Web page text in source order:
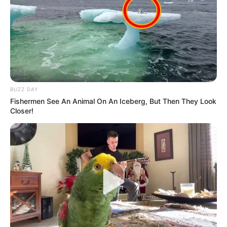
BUZZ DAY
Fishermen See An Animal On An Iceberg, But Then They Look
Closer!